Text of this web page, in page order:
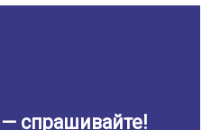
спрашивайте!